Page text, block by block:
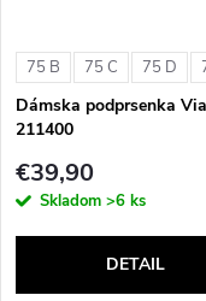
75 B 75 C 75 D
Dámska podprsenka
211400
€39,90
Skladom >6 ks
DETAIL